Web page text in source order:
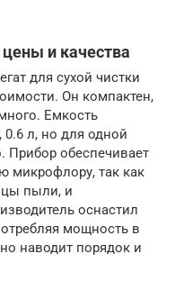
и качества
для сухой чистки
Он компактен,
Емкость
л, но для одной
Прибор обеспечивает
микрофлору, так как
пыли, и
оснастил
мощность в
наводит порядок и